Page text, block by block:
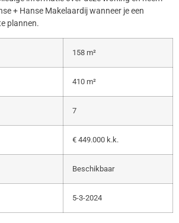
+ Hanse Makelaardij wanneer je een
plannen.
158 m²
410 m²
7
€ 449.000 k.k.
Beschikbaar
5-3-2024